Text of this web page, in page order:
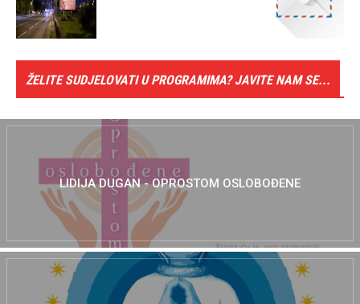
ŽELITE SUDJELOVATI U PROGRAMIMA? JAVITE NAM SE...
LIDIJA DUGAN - OPROSTOM OSLOBOĐENE